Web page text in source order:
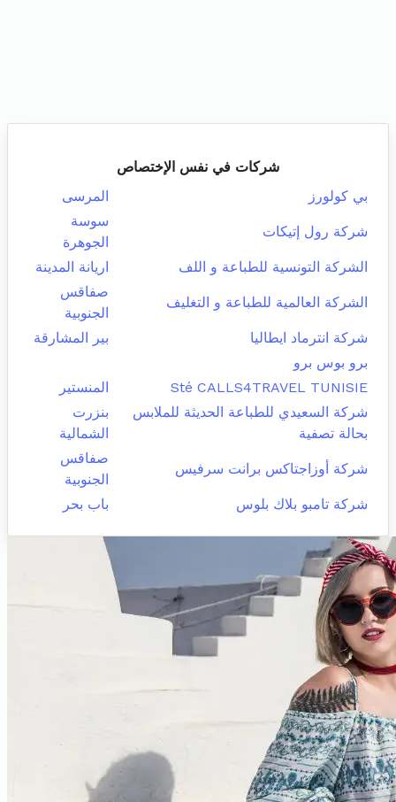
شركات في نفس الإختصاص
بي كولورز
المرسى
شركة رول إتيكات
سوسة
الجوهرة
الشركة التونسية للطباعة و اللف
اريانة المدينة
الشركة العالمية للطباعة و التغليف
صفاقس
الجنوبية
شركة انترماد ايطاليا
بير المشارقة
برو بوس برو
Sté CALLS4TRAVEL TUNISIE
المنستير
شركة السعيدي للطباعة الحديثة للملابس
بحالة تصفية
بنزرت
الشمالية
شركة أوزاجتاكس برانت سرفيس
صفاقس
الجنوبية
شركة تامبو بلاك بلوس
باب بحر